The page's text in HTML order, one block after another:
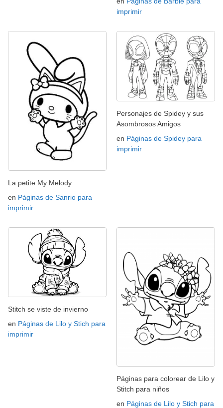
imprimir
La petite My Melody
en Páginas de Sanrio para
imprimir
Personajes de Spidey y sus
Asombrosos Amigos
en Páginas de Spidey para
imprimir
Stitch se viste de invierno
en Páginas de Lilo y Stich para
imprimir
Páginas para colorear de Lilo y
Stitch para niños
en Páginas de Lilo y Stich para